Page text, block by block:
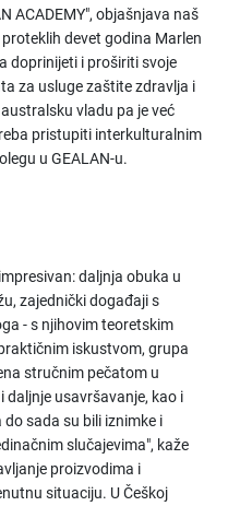
ACADEMY", objašnjava naš
devet godina Marlen
doprinijeti i proširiti svoje
za usluge zaštite zdravlja i
vladu pa je već
pristupiti interkulturalnim
u GEALAN-u.
daljnja obuka u
zajednički događaji s
- s njihovim teoretskim
iskustvom, grupa
stručnim pečatom u
daljnje usavršavanje, kao i
sada su bili iznimke i
slučajevima", kaže
proizvodima i
situaciju. U Češkoj